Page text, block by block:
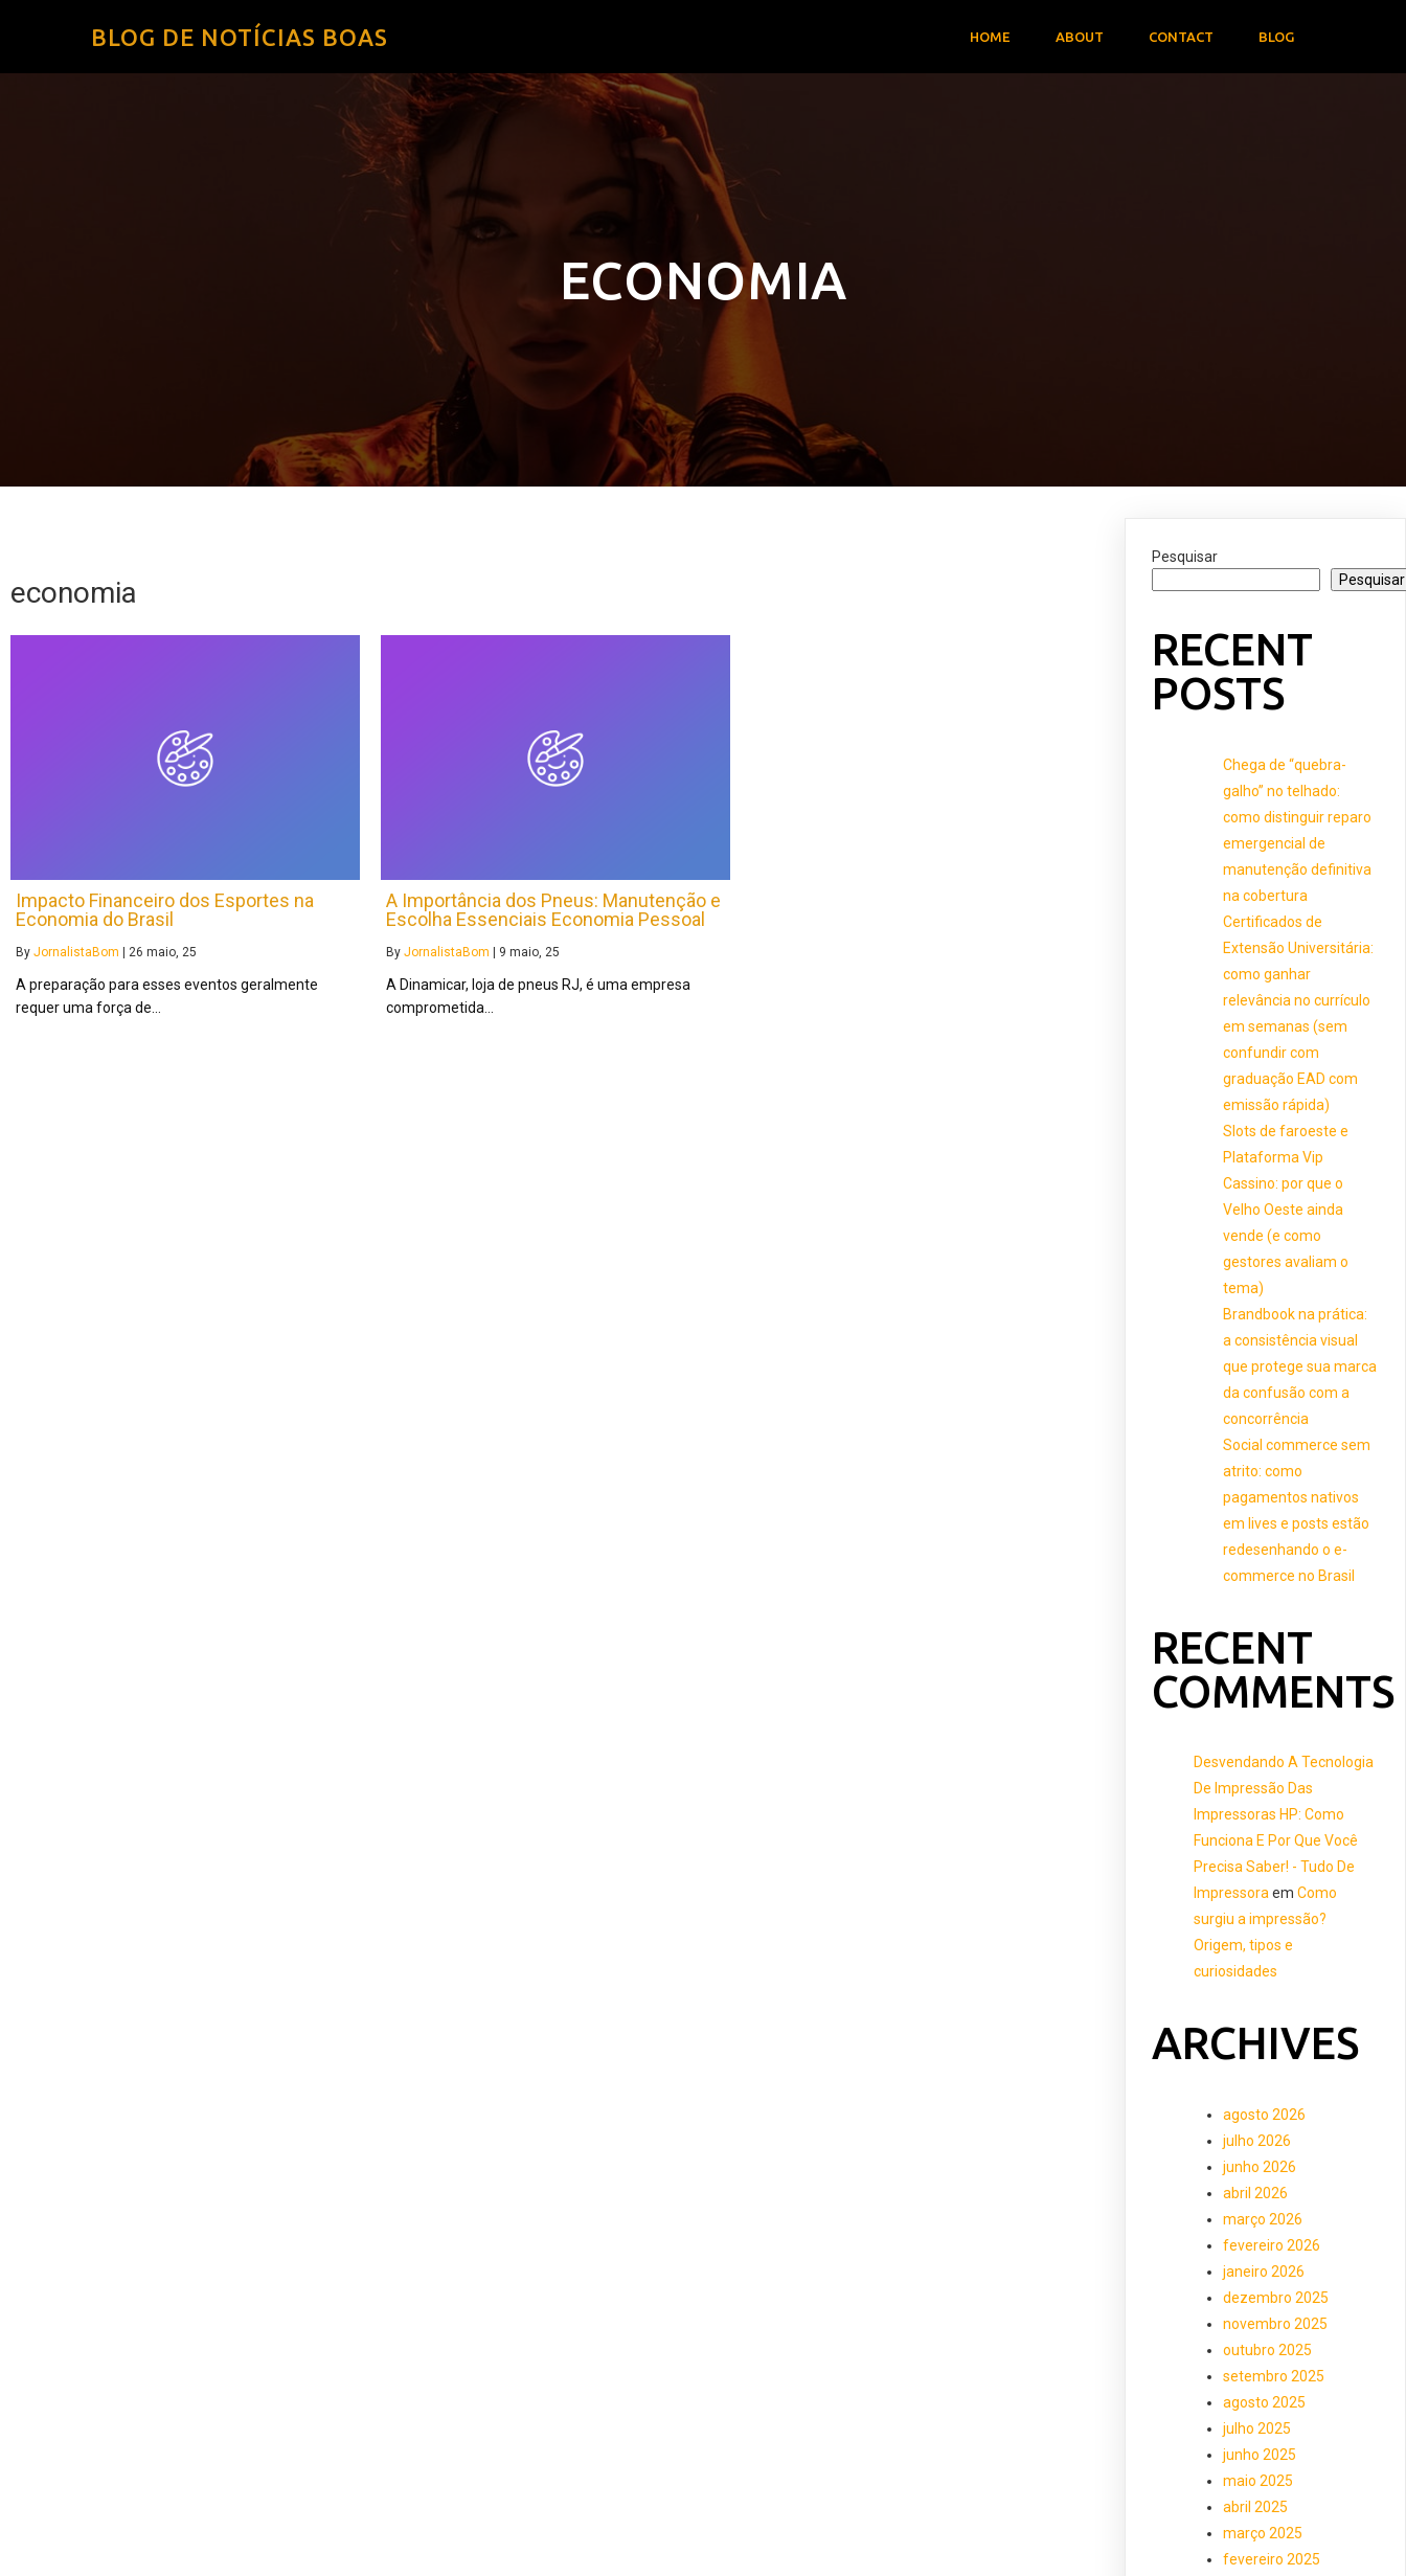
BLOG DE NOTÍCIAS BOAS HOME ABOUT CONTACT BLOG
ECONOMIA
economia
Impacto Financeiro dos Esportes na
Economia do Brasil
By JornalistaBom | 26 maio, 25
A preparação para esses eventos geralmente
requer uma força de…
A Importância dos Pneus: Manutenção e
Escolha Essenciais Economia Pessoal
By JornalistaBom | 9 maio, 25
A Dinamicar, loja de pneus RJ, é uma empresa
comprometida…
Pesquisar
Pesquisar
RECENT
POSTS
Chega de “quebra-
galho” no telhado:
como distinguir reparo
emergencial de
manutenção definitiva
na cobertura
Certificados de
Extensão Universitária:
como ganhar
relevância no currículo
em semanas (sem
confundir com
graduação EAD com
emissão rápida)
Slots de faroeste e
Plataforma Vip
Cassino: por que o
Velho Oeste ainda
vende (e como
gestores avaliam o
tema)
Brandbook na prática:
a consistência visual
que protege sua marca
da confusão com a
concorrência
Social commerce sem
atrito: como
pagamentos nativos
em lives e posts estão
redesenhando o e-
commerce no Brasil
RECENT
COMMENTS
Desvendando A Tecnologia
De Impressão Das
Impressoras HP: Como
Funciona E Por Que Você
Precisa Saber! - Tudo De
ImpressoraemComo
surgiu a impressão?
Origem, tipos e
curiosidades
ARCHIVES
agosto 2026
julho 2026
junho 2026
abril 2026
março 2026
fevereiro 2026
janeiro 2026
dezembro 2025
novembro 2025
outubro 2025
setembro 2025
agosto 2025
julho 2025
junho 2025
maio 2025
abril 2025
março 2025
fevereiro 2025